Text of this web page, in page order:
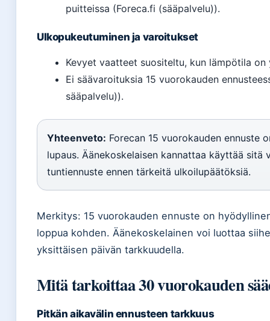
puitteissa (Foreca.fi (sääpalvelu)).
Ulkopukeutuminen ja varoitukset
Kevyet vaatteet suositeltu, kun lämpötila on
Ei säävaroituksia 15 vuorokauden
sääpalvelu)).
Yhteenveto: Forecan 15 vuorokauden ennuste
lupaus. Äänekoskelaisen kannattaa käyttää
tuntiennuste ennen tärkeitä ulkoilupäätöksiä.
Merkitys: 15 vuorokauden ennuste on
loppua kohden. Äänekoskelainen voi luottaa
yksittäisen päivän tarkkuudella.
Mitä tarkoittaa 30 vuorokauden
Pitkän aikavälin ennusteen tarkkuus